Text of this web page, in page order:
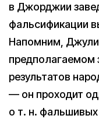
в Джорджии
фальсификации
Напомним,
предполагаемом
результатов
— он проходит
о т. н.